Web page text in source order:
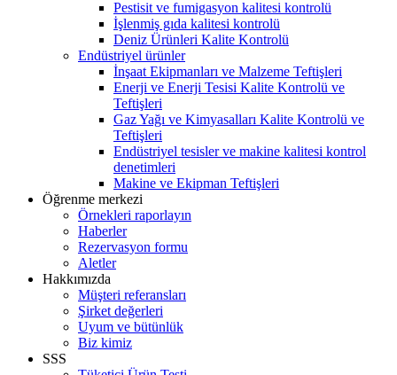
Pestisit ve fumigasyon kalitesi kontrolü
İşlenmiş gıda kalitesi kontrolü
Deniz Ürünleri Kalite Kontrolü
Endüstriyel ürünler
İnşaat Ekipmanları ve Malzeme Teftişleri
Enerji ve Enerji Tesisi Kalite Kontrolü ve
Teftişleri
Gaz Yağı ve Kimyasalları Kalite Kontrolü ve
Teftişleri
Endüstriyel tesisler ve makine kalitesi kontrol
denetimleri
Makine ve Ekipman Teftişleri
Öğrenme merkezi
Örnekleri raporlayın
Haberler
Rezervasyon formu
Aletler
Hakkımızda
Müşteri referansları
Şirket değerleri
Uyum ve bütünlük
Biz kimiz
SSS